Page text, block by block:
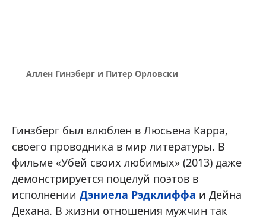
Аллен Гинзберг и Питер Орловски
Гинзберг был влюблен в Люсьена Карра,
своего проводника в мир литературы. В
фильме «Убей своих любимых» (2013) даже
демонстрируется поцелуй поэтов в
исполнении Дэниела Рэдклиффа и Дейна
Дехана. В жизни отношения мужчин так